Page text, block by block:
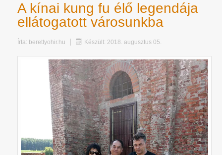
A kínai kung fu élő legendája
ellátogatott városunkba
Írta: berettyohir.hu Készült: 2018. augusztus 05.